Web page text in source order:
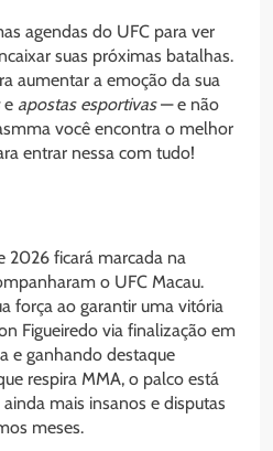
agendas do UFC para ver
suas próximas batalhas.
aumentar a emoção da sua
e apostas esportivas— e não
você encontra o melhor
entrar nessa com tudo!
2026 ficará marcada na
o UFC Macau.
força ao garantir uma vitória
Figueiredo via finalização em
e ganhando destaque
respira MMA, o palco está
mais insanos e disputas
meses.